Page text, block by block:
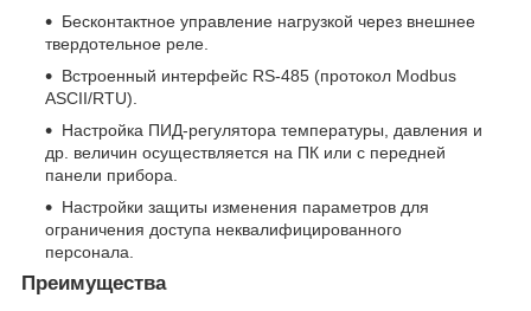
Бесконтактное управление нагрузкой через внешнее
твердотельное реле.
Встроенный интерфейс RS-485 (протокол Modbus
ASCII/RTU).
Настройка ПИД-регулятора температуры, давления и
др. величин осуществляется на ПК или с передней
панели прибора.
Настройки защиты изменения параметров для
ограничения доступа неквалифицированного
персонала.
Преимущества